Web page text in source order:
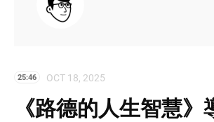
25:46 OCT 18, 2025
《路德的人生智慧